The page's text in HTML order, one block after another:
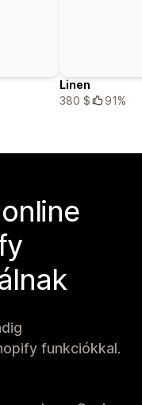
Linen
380 $
91%
funkciókkal.